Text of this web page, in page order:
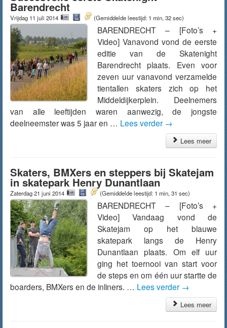
Barendrecht
Vrijdag 11 juli 2014 (Gemiddelde leestijd: 1 min, 32 sec)
BARENDRECHT – [Foto’s +
Video] Vanavond vond de eerste
editie van de Skatenight
Barendrecht plaats. Even voor
zeven uur vanavond verzamelde
tientallen skaters zich op het
Middeldijkerplein. Deelnemers
van alle leeftijden waren aanwezig, de jongste
deelneemster was 5 jaar en … Lees verder →
Lees meer
Skaters, BMXers en steppers bij Skatejam
in skatepark Henry Dunantlaan
Zaterdag 21 juni 2014 (Gemiddelde leestijd: 1 min, 31 sec)
BARENDRECHT – [Foto’s +
Video] Vandaag vond de
Skatejam op het blauwe
skatepark langs de Henry
Dunantlaan plaats. Om elf uur
ging het toernooi van start voor
de steps en om één uur startte de
boarders, BMXers en de inliners. … Lees verder →
Lees meer